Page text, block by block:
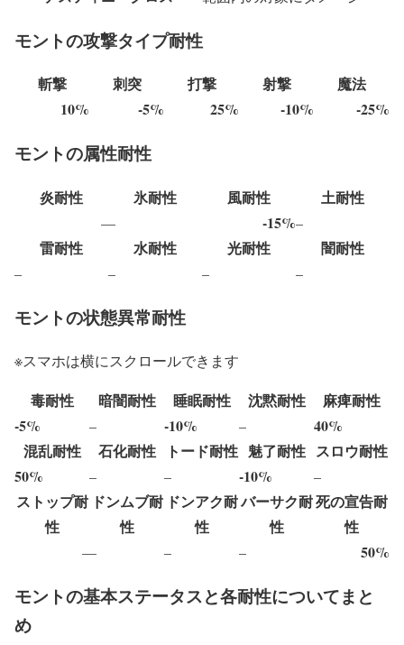
モントの攻撃タイプ耐性
斬撃 刺突 打撃 射撃
魔法
10%
-5% 25% -10% -25%
モントの属性耐性
炎耐性 氷耐性 風耐性 土耐性
–– -15%–
雷耐性 水耐性 光耐性 闇耐性
– – – –
モントの状態異常耐性
※スマホは横にスクロールできます
毒耐性 暗闇耐性 睡眠耐性 沈黙耐性
麻痺耐性
-5%
– -10% –
40%
混乱耐性
石化耐性 トード耐性 魅了耐性 スロウ耐性
50%
– – -10% –
ストップ耐
性
ドンムブ耐
性
ドンアク耐
性
バーサク耐
性
死の宣告耐
性
–– – – 50%
モントの基本ステータスと各耐性についてまと
め